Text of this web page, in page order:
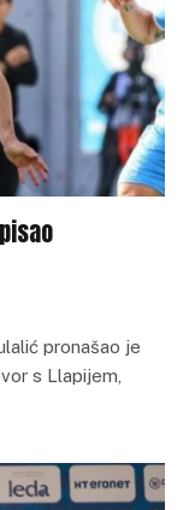
pronašao je
s Llapijem,